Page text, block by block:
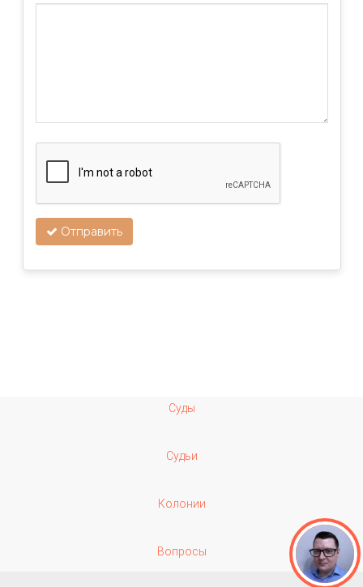
Отправить
Суды
Судьи
Колонии
Вопросы